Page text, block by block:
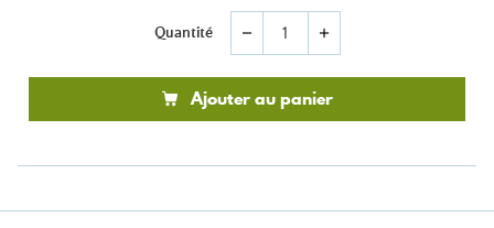
Quantité remove add
Ajouter au panier